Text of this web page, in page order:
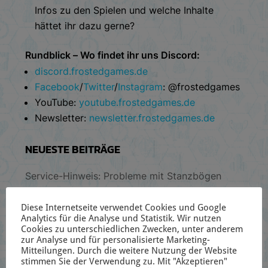
Infos zu den Spielen und welche Inhalte
hättet ihr dazu gerne?
Rundblick – Wo findet ihr uns Discord:
discord.frostedgames.de
Facebook/Twitter/Instagram: @frostedgames
YouTube:youtube.frostedgames.de
Newsletter: newsletter.frostedgames.de
NEUESTE BEITRÄGE
Service-Hinweis: Probleme mit Stanzbögen
Pop-Up Store in Bayreuth! (11.08-22-08.)
The Elder Scrolls: Heroes of Tamriel erscheint
bei Frosted Games!
Diese Internetseite verwendet Cookies und Google
Analytics für die Analyse und Statistik. Wir nutzen
Cookies zu unterschiedlichen Zwecken, unter anderem
zur Analyse und für personalisierte Marketing-
Mitteilungen. Durch die weitere Nutzung der Website
stimmen Sie der Verwendung zu. Mit "Akzeptieren"